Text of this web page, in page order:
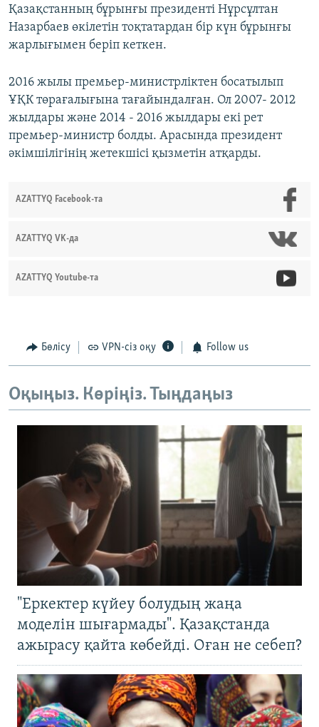
Қазақстанның бұрынғы президенті Нұрсұлтан
Назарбаев өкілетін тоқтатардан бір күн бұрынғы
жарлығымен беріп кеткен.
2016 жылы премьер-министрліктен босатылып
ҰҚК төрағалығына тағайындалған. Ол 2007- 2012
жылдары және 2014 - 2016 жылдары екі рет
премьер-министр болды. Арасында президент
әкімшілігінің жетекшісі қызметін атқарды.
AZATTYQ Facebook-та
AZATTYQ VK-да
AZATTYQ Youtube-та
Бөлісу VPN-сіз оқу Follow us
Оқыңыз. Көріңіз. Тыңдаңыз
"Еркектер күйеу болудың жаңа
моделін шығармады". Қазақстанда
ажырасу қайта көбейді. Оған не себеп?